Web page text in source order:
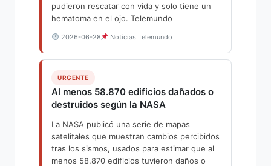
pudieron rescatar con vida y solo tiene un
hematoma en el ojo. Telemundo
2026-06-28 Noticias Telemundo
URGENTE
Al menos 58.870 edificios dañados o
destruidos según la NASA
La NASA publicó una serie de mapas
satelitales que muestran cambios percibidos
tras los sismos, usados para estimar que al
menos 58.870 edificios tuvieron daños o